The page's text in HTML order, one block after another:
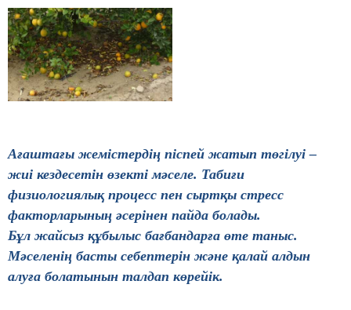
Ағаштағы жемістердің піспей жатып төгілуі –
жиі кездесетін өзекті мәселе. Табиғи
физиологиялық процесс пен сыртқы стресс
факторларының әсерінен пайда болады.
Бұл жайсыз құбылыс бағбандарға өте таныс.
Мәселенің басты себептерін және қалай алдын
алуға болатынын талдап көрейік.